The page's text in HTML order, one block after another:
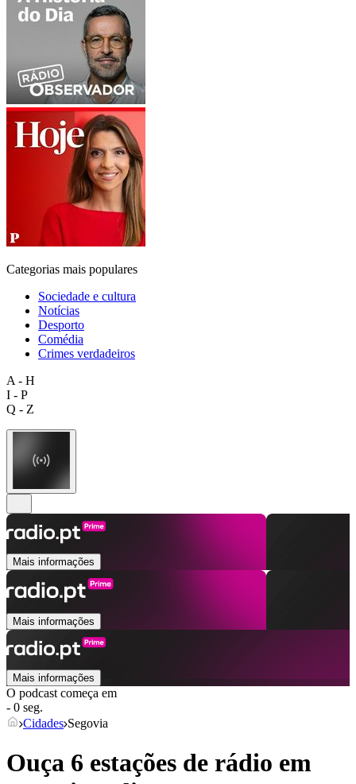
Categorias mais populares
Sociedade e cultura
Notícias
Desporto
Comédia
Crimes verdadeiros
A - H
I - P
Q - Z
Mais informações
Mais informações
Mais informações
O podcast começa em
- 0 seg.
Cidades Segovia
Ouça 6 estações de rádio em